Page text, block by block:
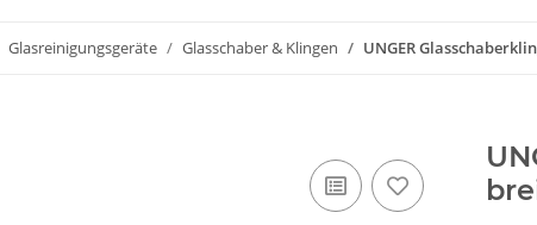
Glasreinigungsgeräte Glasschaber & Klingen UNGER